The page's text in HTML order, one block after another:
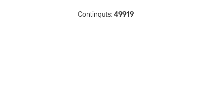
Continguts: 49919